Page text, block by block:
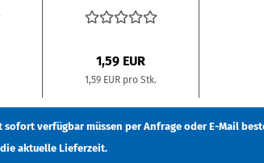
poligen
Stecker...
1,59 EUR
1,59 EUR pro Stk.
verfügbar müssen per AnfrageoderE-Mail
aktuelle Lieferzeit.